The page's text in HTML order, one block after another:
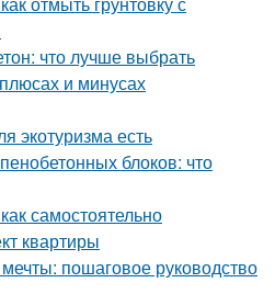
что лучше выбрать
и минусах
экотуризма есть
блоков: что
самостоятельно
квартиры
пошаговое руководство